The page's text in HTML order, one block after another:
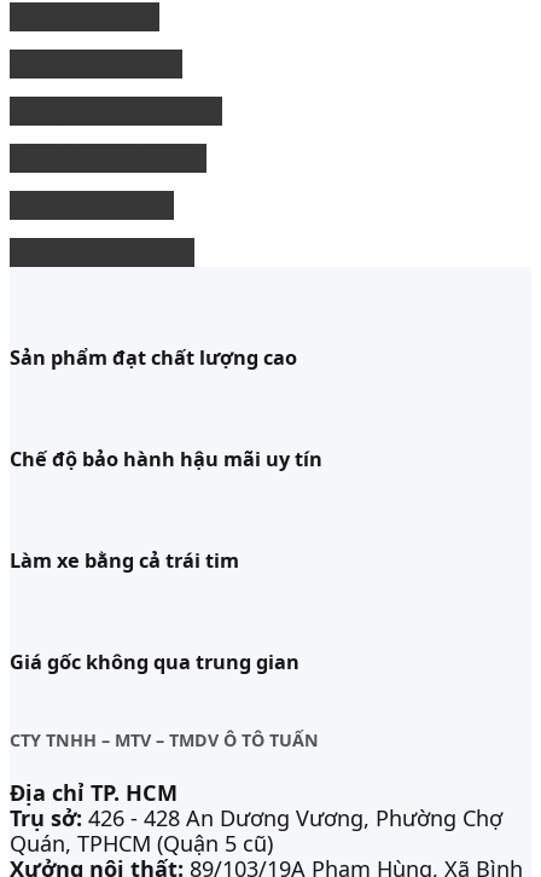
Sản phẩm đạt chất lượng cao
Chế độ bảo hành hậu mãi uy tín
Làm xe bằng cả trái tim
Giá gốc không qua trung gian
CTY TNHH – MTV – TMDV Ô TÔ TUẤN
Địa chỉ TP. HCM
Trụ sở: 426 - 428 An Dương Vương, Phường Chợ
Quán, TPHCM (Quận 5 cũ)
Xưởng nội thất: 89/103/19A Phạm Hùng, Xã Bình